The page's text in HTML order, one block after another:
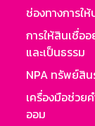
ช่องทางการให้
การให้สินเชื่อ
และเป็นธรรม
NPA ทรัพย์สิน
เครื่องมือช่วย
ออม